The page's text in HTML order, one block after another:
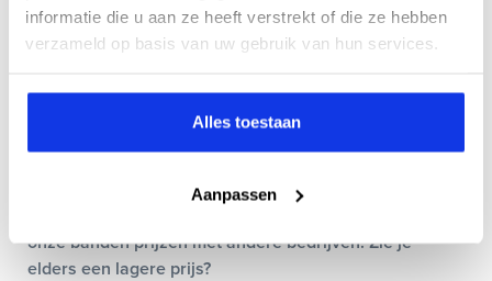
informatie die u aan ze heeft verstrekt of die ze hebben
verzameld op basis van uw gebruik van hun services.
Alles toestaan
Aanpassen
complete bandenprogramma. Met onze ‘keiharde
prijsgarantie’ betaal je nooit te veel voor de aanschaf
onze banden prijzen met andere bedrijven. Zie je
elders een lagere prijs?